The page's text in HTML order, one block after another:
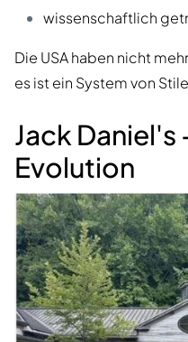
wissenschaftlich
Die USA haben nicht
es ist ein System von
Jack
Evolution